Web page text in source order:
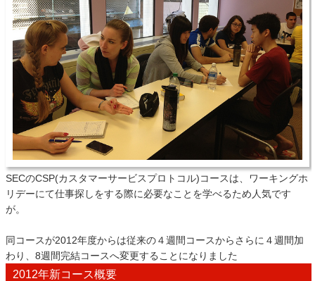
SECのCSP(カスタマーサービスプロトコル)コースは、ワーキングホ
リデーにて仕事探しをする際に必要なことを学べるため人気です
が。
同コースが2012年度からは従来の４週間コースからさらに４週間加
わり、8週間完結コースへ変更することになりました
2012年新コース概要